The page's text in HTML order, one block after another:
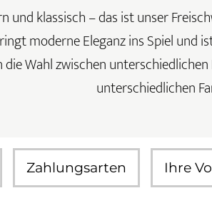
klassisch – das ist unser
moderne Eleganz ins Spiel
Wahl zwischen
unterschiedlichen
Zahlungsarten Ihre